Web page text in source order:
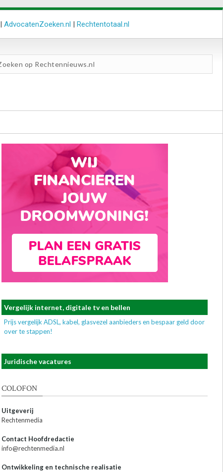
| AdvocatenZoeken.nl | Rechtentotaal.nl
Vergelijk internet, digitale tv en bellen
Prijs vergelijk ADSL, kabel, glasvezel aanbieders en bespaar geld door
over te stappen!
Juridische vacatures
COLOFON
Uitgeverij
Rechtenmedia
Contact Hoofdredactie
info@rechtenmedia.nl
Ontwikkeling en technische realisatie